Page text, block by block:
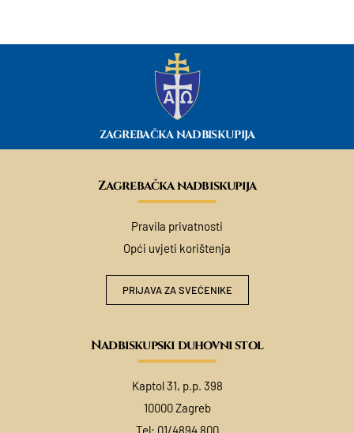
ZAGREBAČKA NADBISKUPIJA
Zagrebačka nadbiskupija
Pravila privatnosti
Opći uvjeti korištenja
PRIJAVA ZA SVEĆENIKE
Nadbiskupski duhovni stol
Kaptol 31, p.p. 398
10000 Zagreb
Tel: 01/4894 800